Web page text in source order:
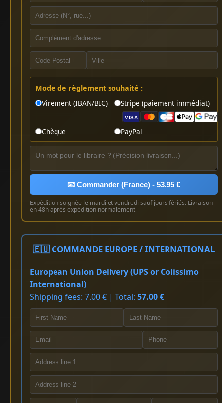
Mode de règlement souhaité :
Virement (IBAN/BIC)
Stripe (paiement immédiat)
VISA
Chèque PayPal
📧 Commander (France) - 53.95 €
Expédition soignée le mardi et vendredi sauf jours fériés. Livraison
en 48h après expédition normalement
🇪🇺 COMMANDE EUROPE / INTERNATIONAL
European Union Delivery (UPS or Colissimo
International)
Shipping fees: 7.00 € | Total: 57.00 €